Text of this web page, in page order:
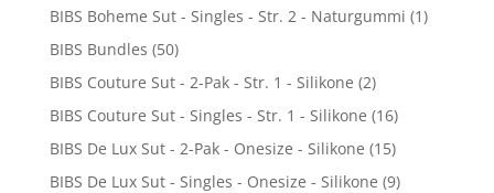
BIBS Boheme Sut - Singles - Str. 2 - Naturgummi (1)
BIBS Bundles (50)
BIBS Couture Sut - 2-Pak - Str. 1 - Silikone (2)
BIBS Couture Sut - Singles - Str. 1 - Silikone (16)
BIBS De Lux Sut - 2-Pak - Onesize - Silikone (15)
BIBS De Lux Sut - Singles - Onesize - Silikone (9)